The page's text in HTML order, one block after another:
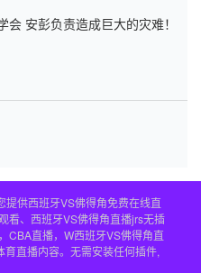
安彭负责造成巨大的灾难！
提供西班牙VS佛得角免费在线直
看、西班牙VS佛得角直播jrs无插
CBA直播，W西班牙VS佛得角直
直播内容。无需安装任何插件,